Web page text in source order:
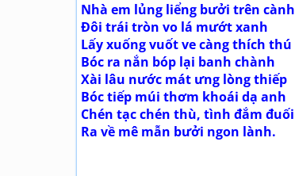
Nhà em lủng liểng bưởi trên cành
Đôi trái tròn vo lá mướt xanh
Lấy xuống vuốt ve càng thích thú
Bóc ra nắn bóp lại banh chành
Xài lâu nước mát ưng lòng thiếp
Bóc tiếp múi thơm khoái dạ anh
Chén tạc chén thù, tình đắm đuối
Ra về mê mẫn bưởi ngon lành.